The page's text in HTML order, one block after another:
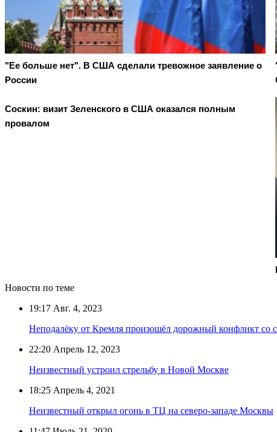
"Ее больше нет". В США сделали тревожное заявление о
России
Соскин: визит Зеленского в США оказался полным
провалом
Новости по теме
19:17 Авг. 4, 2023
Неподалёку от Кремля произошёл дорожный конфликт со
22:20 Апрель 12, 2023
Неизвестный устроил стрельбу в Новой Москве
18:25 Апрель 4, 2021
Неизвестный открыл огонь в ТЦ на северо-западе Москвы